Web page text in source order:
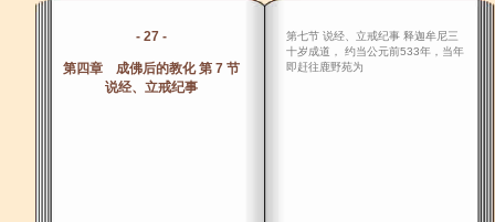
- 27 -
第四章 成佛后的教化 第 7 节
说经、立戒纪事
第七节 说经、立戒纪事 释迦牟尼三
十岁成道， 约当公元前533年，当年
即赶往鹿野苑为